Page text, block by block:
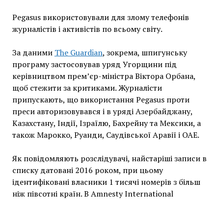
Pegasus використовували для злому телефонів
журналістів і активістів по всьому світу.
За даними The Guardian, зокрема, шпигунську
програму застосовував уряд Угорщини під
керівництвом прем’єр-міністра Віктора Орбана,
щоб стежити за критиками. Журналісти
припускають, що використання Pegasus проти
преси авторизовувався і в уряді Азербайджану,
Казахстану, Індії, Ізраїлю, Бахрейну та Мексики, а
також Марокко, Руанди, Саудівської Аравії і ОАЕ.
Як повідомляють розслідувачі, найстаріші записи в
списку датовані 2016 роком, при цьому
ідентифіковані власники 1 тисячі номерів з більш
ніж півсотні країн. В Amnesty International